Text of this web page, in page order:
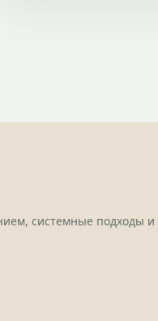
системные подходы и